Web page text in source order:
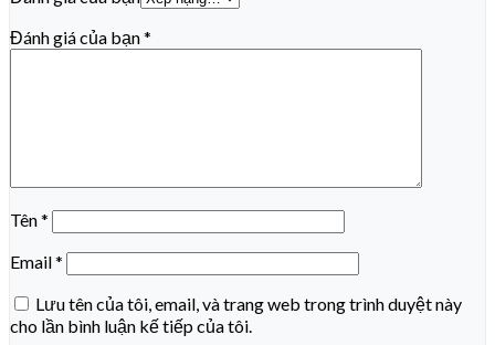
Đánh giá của bạn*
Tên*
Email*
Lưu tên của tôi, email, và trang web trong trình duyệt này
cho lần bình luận kế tiếp của tôi.